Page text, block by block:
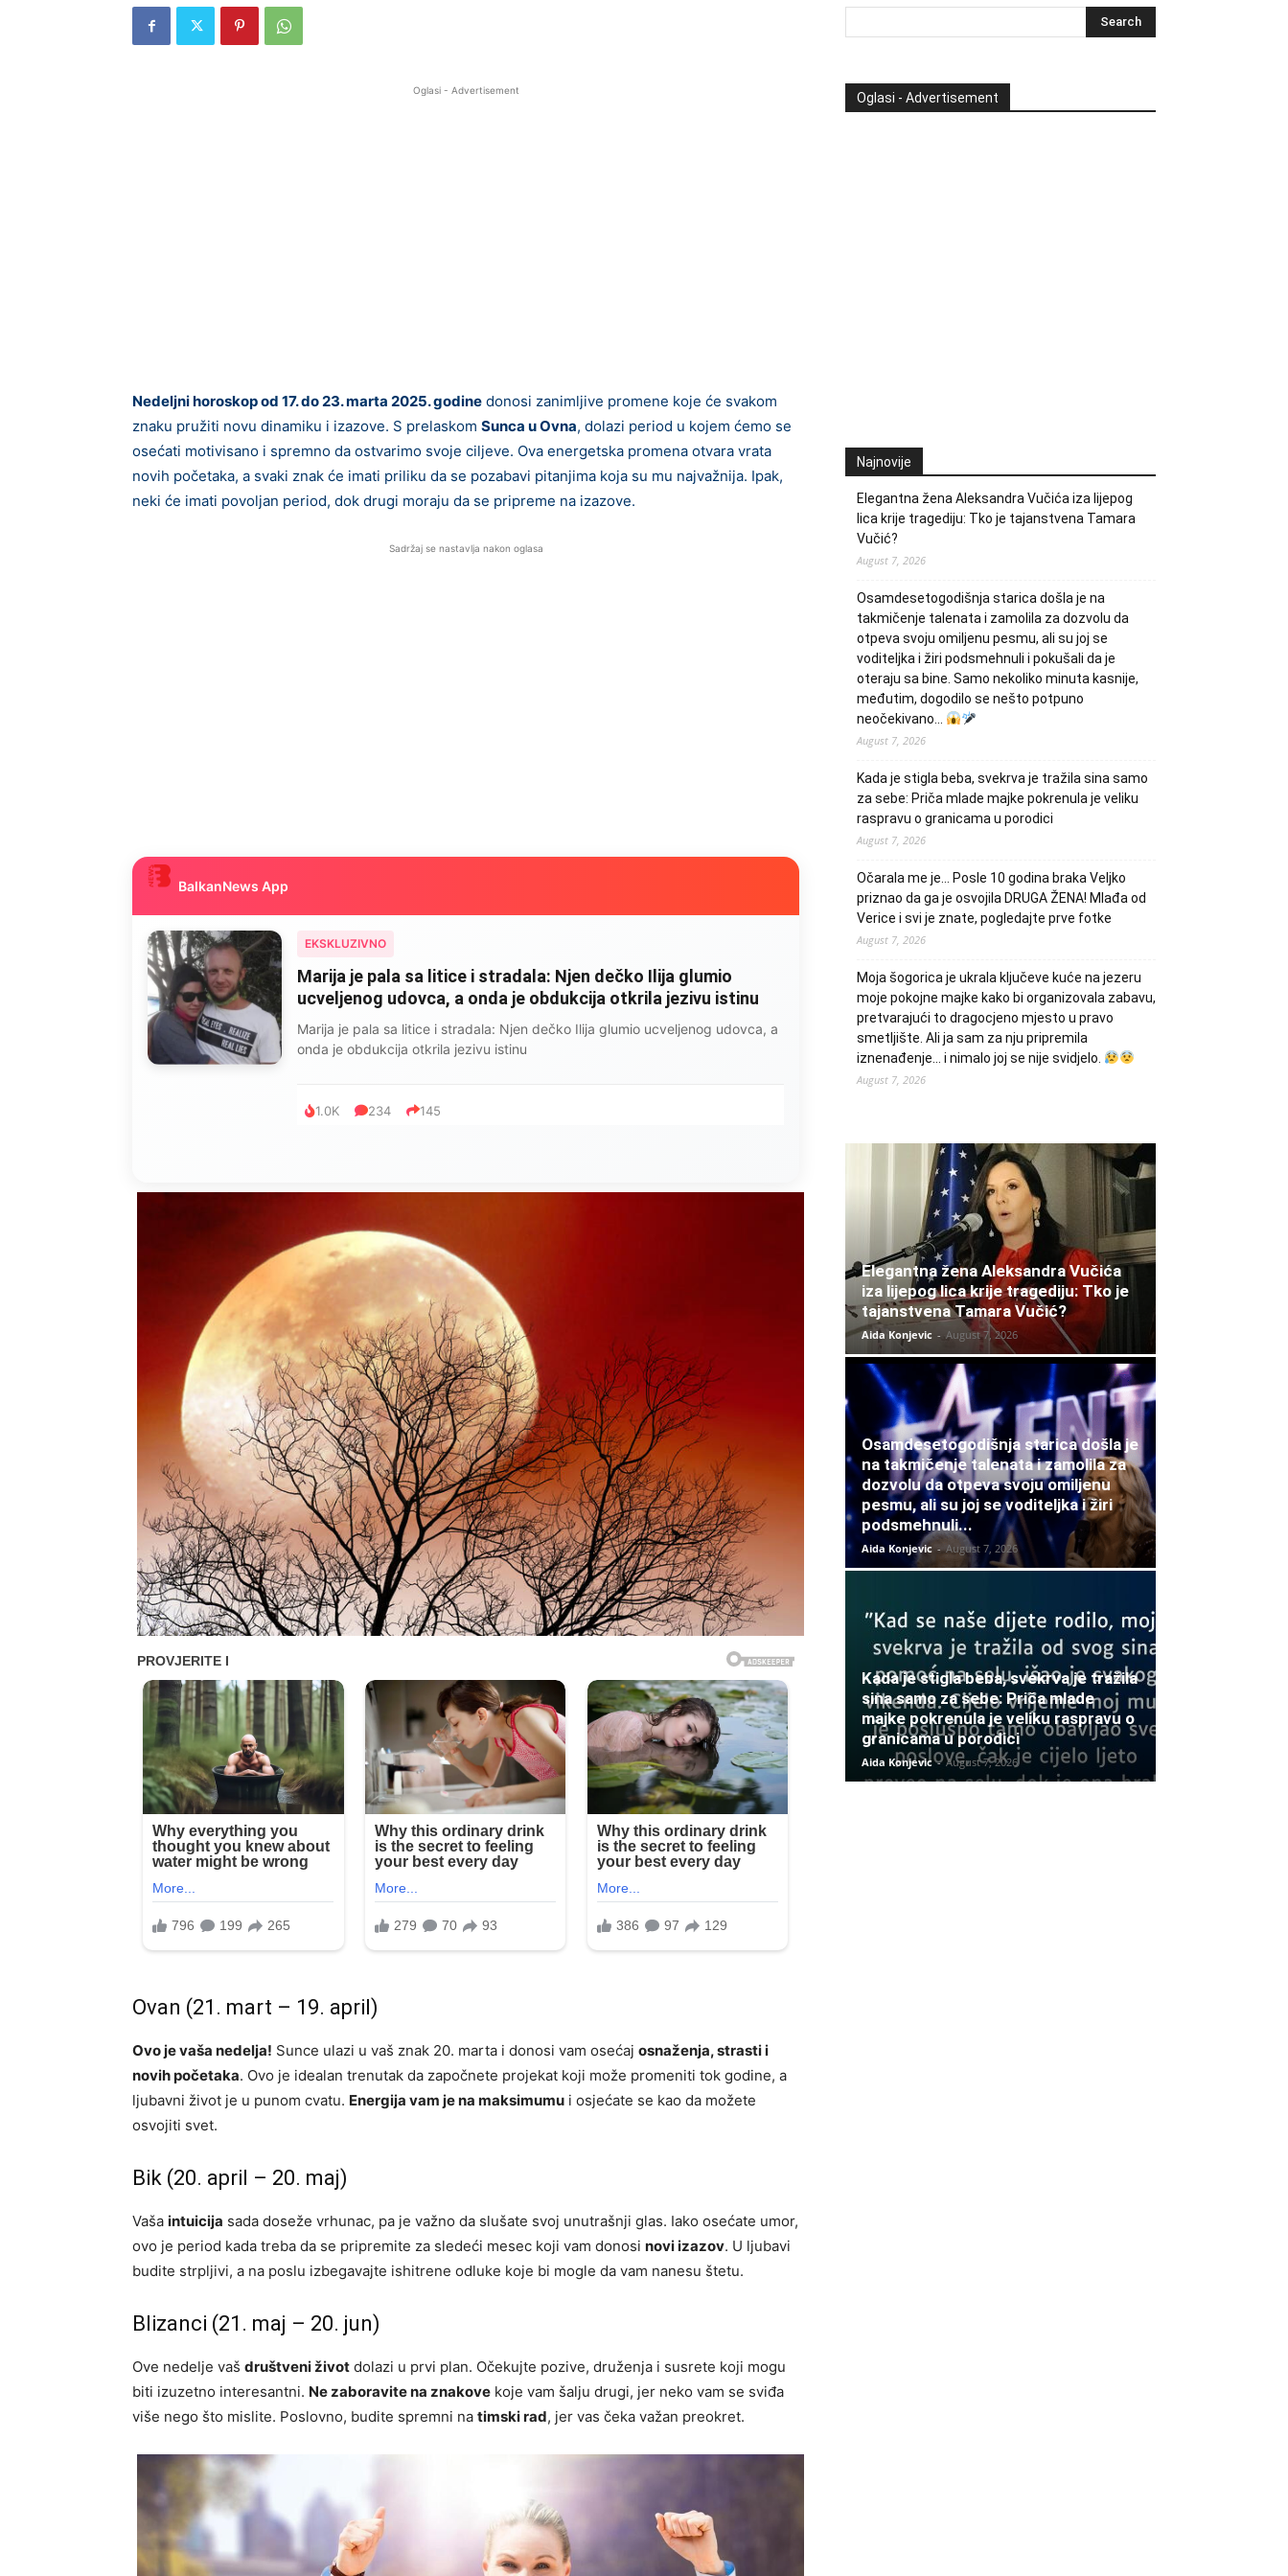
Oglasi - Advertisement
Nedeljni horoskop od 17. do 23. marta 2025. godine donosi zanimljive promene koje će svakom
znaku pružiti novu dinamiku i izazove. S prelaskom Sunca u Ovna, dolazi period u kojem ćemo se
osećati motivisano i spremno da ostvarimo svoje ciljeve. Ova energetska promena otvara vrata
novih početaka, a svaki znak će imati priliku da se pozabavi pitanjima koja su mu najvažnija. Ipak,
neki će imati povoljan period, dok drugi moraju da se pripreme na izazove.
Sadržaj se nastavlja nakon oglasa
BalkanNews App
EKSKLUZIVNO
Marija je pala sa litice i stradala: Njen dečko Ilija glumio
ucveljenog udovca, a onda je obdukcija otkrila jezivu istinu
Marija je pala sa litice i stradala: Njen dečko Ilija glumio ucveljenog udovca, a
onda je obdukcija otkrila jezivu istinu
1.0K 234 145
Ovan (21. mart – 19. april)
Ovo je vaša nedelja! Sunce ulazi u vaš znak 20. marta i donosi vam osećaj osnaženja, strasti i
novih početaka. Ovo je idealan trenutak da započnete projekat koji može promeniti tok godine, a
ljubavni život je u punom cvatu. Energija vam je na maksimumu i osjećate se kao da možete
osvojiti svet.
Bik (20. april – 20. maj)
Vaša intuicija sada doseže vrhunac, pa je važno da slušate svoj unutrašnji glas. Iako osećate umor,
ovo je period kada treba da se pripremite za sledeći mesec koji vam donosi novi izazov. U ljubavi
budite strpljivi, a na poslu izbegavajte ishitrene odluke koje bi mogle da vam nanesu štetu.
Blizanci (21. maj – 20. jun)
Ove nedelje vaš društveni život dolazi u prvi plan. Očekujte pozive, druženja i susrete koji mogu
biti izuzetno interesantni. Ne zaboravite na znakove koje vam šalju drugi, jer neko vam se sviđa
više nego što mislite. Poslovno, budite spremni na timski rad, jer vas čeka važan preokret.
Oglasi - Advertisement
Najnovije
Elegantna žena Aleksandra Vučića iza lijepog
lica krije tragediju: Tko je tajanstvena Tamara
Vučić?
August 7, 2026
Osamdesetogodišnja starica došla je na
takmičenje talenata i zamolila za dozvolu da
otpeva svoju omiljenu pesmu, ali su joj se
voditeljka i žiri podsmehnuli i pokušali da je
oteraju sa bine. Samo nekoliko minuta kasnije,
međutim, dogodilo se nešto potpuno
neočekivano…
August 7, 2026
Kada je stigla beba, svekrva je tražila sina samo
za sebe: Priča mlade majke pokrenula je veliku
raspravu o granicama u porodici
August 7, 2026
Očarala me je… Posle 10 godina braka Veljko
priznao da ga je osvojila DRUGA ŽENA! Mlađa od
Verice i svi je znate, pogledajte prve fotke
August 7, 2026
Moja šogorica je ukrala ključeve kuće na jezeru
moje pokojne majke kako bi organizovala zabavu,
pretvarajući to dragocjeno mjesto u pravo
smetljište. Ali ja sam za nju pripremila
iznenađenje… i nimalo joj se nije svidjelo.
August 7, 2026
Elegantna žena Aleksandra Vučića
iza lijepog lica krije tragediju: Tko je
tajanstvena Tamara Vučić?
Aida Konjevic - August 7, 2026
Osamdesetogodišnja starica došla je
na takmičenje talenata i zamolila za
dozvolu da otpeva svoju omiljenu
pesmu, ali su joj se voditeljka i žiri
podsmehnuli...
Aida Konjevic - August 7, 2026
Kada je stigla beba, svekrva je tražila
sina samo za sebe: Priča mlade
majke pokrenula je veliku raspravu o
granicama u porodici
Aida Konjevic - August 7, 2026